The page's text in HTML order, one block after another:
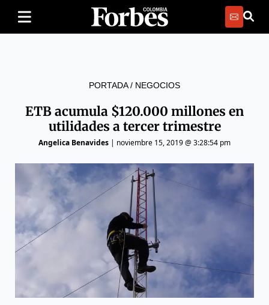
PORTADA/ NEGOCIOS
ETB acumula $120.000 millones en
utilidades a tercer trimestre
Angelica Benavides | noviembre 15, 2019 @ 3:28:54 pm